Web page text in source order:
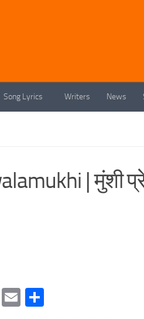
Song Lyrics Writers News
| मुंशी
Pinterest
Email